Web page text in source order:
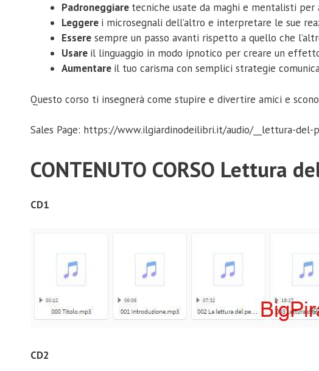
Padroneggiare tecniche usate da maghi e mentalisti
Leggere i microsegnali dell’altro e interpretare le sue
Essere sempre un passo avanti rispetto a quello che
Usare il linguaggio in modo ipnotico per creare un
Aumentare il tuo carisma con semplici strategie
Questo corso ti insegnerà come stupire e divertire amici e
Sales Page: https://www.ilgiardinodeilibri.it/audio/__lettura-del-
CONTENUTO CORSO Lettura
CD1
CD2